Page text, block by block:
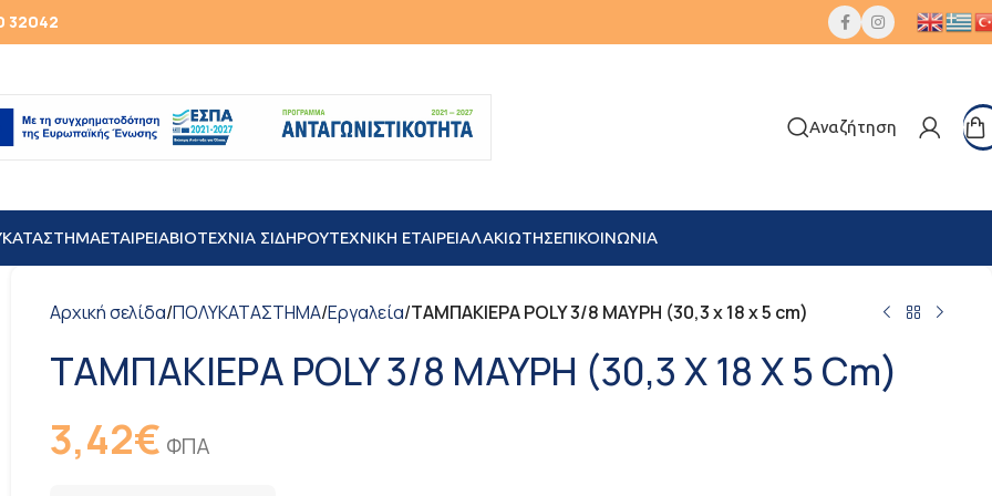
32042
Αναζήτηση
ΕΤΑΙΡΕΙΑΒΙΟΤΕΧΝΙΑ ΣΙΔΗΡΟΥTEXNIKH ΕΤΑΙΡΕΙΑΛΑΚΙΩΤΗΣΕΠΙΚΟΙΝΩΝΙΑ
Αρχική σελίδα/ΠΟΛΥΚΑΤΑΣΤΗΜΑ/Εργαλεία/ΤΑΜΠΑΚΙΕΡΑ POLY 3/8 ΜΑΥΡΗ (30,3 x 18 x 5 cm)
ΤΑΜΠΑΚΙΕΡΑ POLY 3/8 ΜΑΥΡΗ (30,3 X 18 X 5 Cm)
3,42€ ΦΠΑ